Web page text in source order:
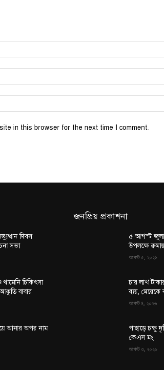
in this browser for the next time I comment.
দিবস
সভা
চিকিৎসা
বাবার
আনার অপর নাম
জনপ্রিয় প্রকাশনা
৫ আগস্ট
উপলক্ষে
আগস্ট ৫, ২০২৬
চার লাখ
ব্যয়, মেয়েকে
আগস্ট ৪, ২০২৬
পাহাড়ে চক্ষু
কেএস মং
আগস্ট ৩, ২০২৬